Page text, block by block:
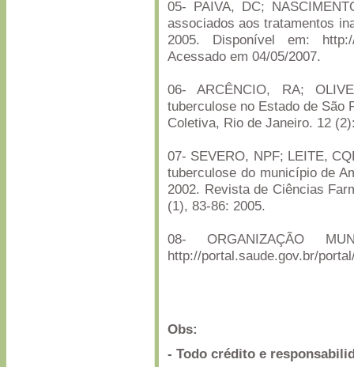
05- PAIVA, DC;
associados aos tratamentos
2005. Disponível em: http://
Acessado em 04/05/2007.
06- ARCÊNCIO, RA;
tuberculose no Estado de São
Coletiva, Rio de Janeiro. 12
07- SEVERO, NPF; LEITE,
tuberculose do município de
2002. Revista de Ciências
(1), 83-86: 2005.
08- ORGANIZAÇÃO
http://portal.saude.gov.br/
Obs:
- Todo crédito e